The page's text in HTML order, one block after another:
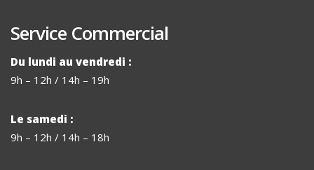
Service Commercial
Du lundi au vendredi :
9h – 12h / 14h – 19h
Le samedi :
9h – 12h / 14h – 18h